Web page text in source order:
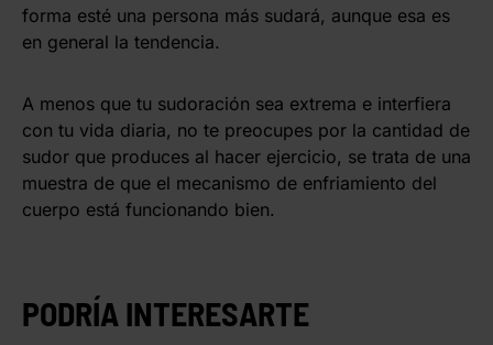
forma esté una persona más sudará, aunque esa es
en general la tendencia.
A menos que tu sudoración sea extrema e interfiera
con tu vida diaria, no te preocupes por la cantidad de
sudor que produces al hacer ejercicio, se trata de una
muestra de que el mecanismo de enfriamiento del
cuerpo está funcionando bien.
PODRÍA INTERESARTE